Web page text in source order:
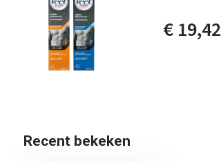
€ 19,42
Recent bekeken